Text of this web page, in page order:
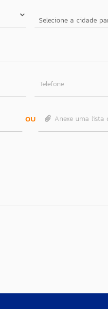
Telefone
OU Anexe uma lista